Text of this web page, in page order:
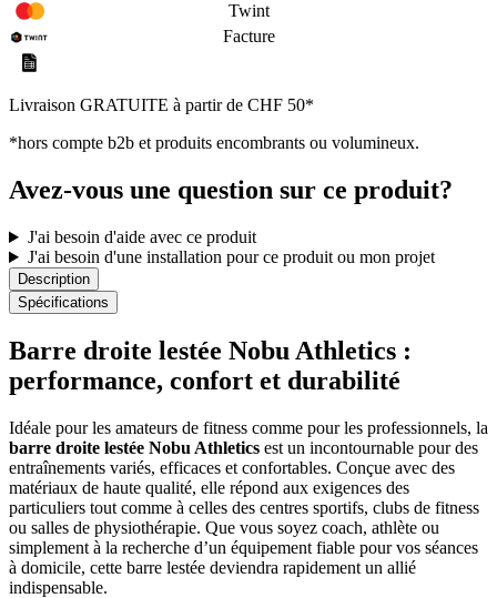
Twint
Facture
Livraison GRATUITE à partir de CHF 50*
*hors compte b2b et produits encombrants ou volumineux.
Avez-vous une question sur ce produit?
J'ai besoin d'aide avec ce produit
J'ai besoin d'une installation pour ce produit ou mon projet
Description
Spécifications
Barre droite lestée Nobu Athletics :
performance, confort et durabilité
Idéale pour les amateurs de fitness comme pour les professionnels, la
barre droite lestée Nobu Athletics est un incontournable pour des
entraînements variés, efficaces et confortables. Conçue avec des
matériaux de haute qualité, elle répond aux exigences des
particuliers tout comme à celles des centres sportifs, clubs de fitness
ou salles de physiothérapie. Que vous soyez coach, athlète ou
simplement à la recherche d’un équipement fiable pour vos séances
à domicile, cette barre lestée deviendra rapidement un allié
indispensable.